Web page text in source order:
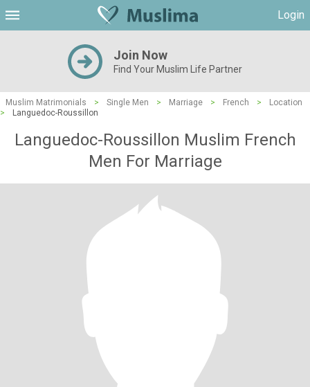
Login
Join Now
Find Your Muslim Life Partner
Muslim Matrimonials > Single Men > Marriage > French >
Location
>
Languedoc-Roussillon
Languedoc-Roussillon Muslim French
Men For Marriage